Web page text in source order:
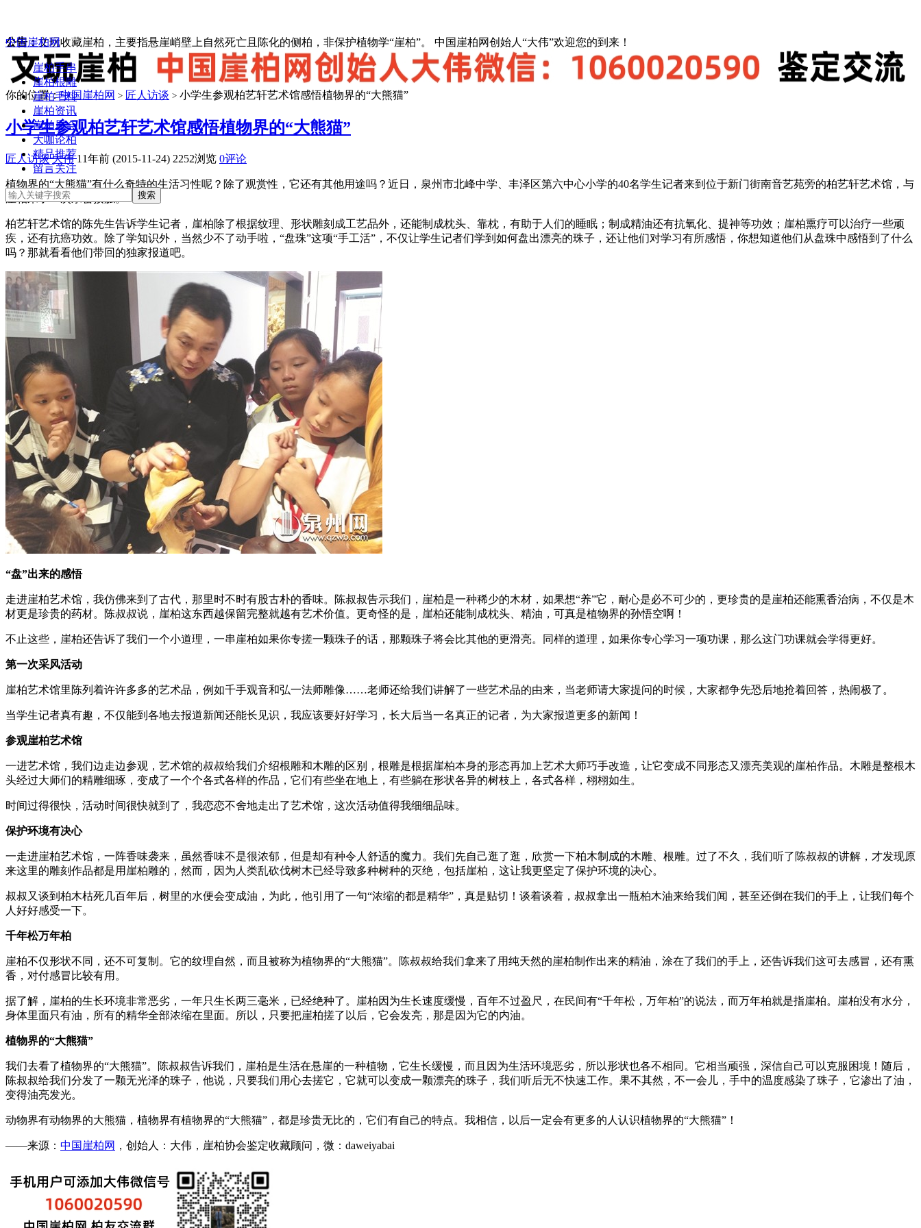
中国崖柏网
崖柏手串
崖柏根雕
崖柏毛料
崖柏资讯
崖柏展会
大咖论柏
精品推荐
留言关注
公告：文玩收藏崖柏，主要指悬崖峭壁上自然死亡且陈化的侧柏，非保护植物学“崖柏”。 中国崖柏网创始人“大伟”欢迎您的到来！
你的位置：中国崖柏网 > 匠人访谈 > 小学生参观柏艺轩艺术馆感悟植物界的“大熊猫”
小学生参观柏艺轩艺术馆感悟植物界的“大熊猫”
匠人访谈 大伟 11年前 (2015-11-24) 2252浏览 0评论
植物界的“大熊猫”有什么奇特的生活习性呢？除了观赏性，它还有其他用途吗？近日，泉州市北峰中学、丰泽区第六中心小学的40名学生记者来到位于新门街南音艺苑旁的柏艺轩艺术馆，与
崖柏来了一次亲密接触。
柏艺轩艺术馆的陈先生告诉学生记者，崖柏除了根据纹理、形状雕刻成工艺品外，还能制成枕头、靠枕，有助于人们的睡眠；制成精油还有抗氧化、提神等功效；崖柏熏疗可以治疗一些顽
疾，还有抗癌功效。除了学知识外，当然少不了动手啦，“盘珠”这项“手工活”，不仅让学生记者们学到如何盘出漂亮的珠子，还让他们对学习有所感悟，你想知道他们从盘珠中感悟到了什么
吗？那就看看他们带回的独家报道吧。
“盘”出来的感悟
走进崖柏艺术馆，我仿佛来到了古代，那里时不时有股古朴的香味。陈叔叔告示我们，崖柏是一种稀少的木材，如果想“养”它，耐心是必不可少的，更珍贵的是崖柏还能熏香治病，不仅是木
材更是珍贵的药材。陈叔叔说，崖柏这东西越保留完整就越有艺术价值。更奇怪的是，崖柏还能制成枕头、精油，可真是植物界的孙悟空啊！
不止这些，崖柏还告诉了我们一个小道理，一串崖柏如果你专搓一颗珠子的话，那颗珠子将会比其他的更滑亮。同样的道理，如果你专心学习一项功课，那么这门功课就会学得更好。
第一次采风活动
崖柏艺术馆里陈列着许许多多的艺术品，例如千手观音和弘一法师雕像……老师还给我们讲解了一些艺术品的由来，当老师请大家提问的时候，大家都争先恐后地抢着回答，热闹极了。
当学生记者真有趣，不仅能到各地去报道新闻还能长见识，我应该要好好学习，长大后当一名真正的记者，为大家报道更多的新闻！
参观崖柏艺术馆
一进艺术馆，我们边走边参观，艺术馆的叔叔给我们介绍根雕和木雕的区别，根雕是根据崖柏本身的形态再加上艺术大师巧手改造，让它变成不同形态又漂亮美观的崖柏作品。木雕是整根木
头经过大师们的精雕细琢，变成了一个个各式各样的作品，它们有些坐在地上，有些躺在形状各异的树枝上，各式各样，栩栩如生。
时间过得很快，活动时间很快就到了，我恋恋不舍地走出了艺术馆，这次活动值得我细细品味。
保护环境有决心
一走进崖柏艺术馆，一阵香味袭来，虽然香味不是很浓郁，但是却有种令人舒适的魔力。我们先自己逛了逛，欣赏一下柏木制成的木雕、根雕。过了不久，我们听了陈叔叔的讲解，才发现原
来这里的雕刻作品都是用崖柏雕的，然而，因为人类乱砍伐树木已经导致多种树种的灭绝，包括崖柏，这让我更坚定了保护环境的决心。
叔叔又谈到柏木枯死几百年后，树里的水便会变成油，为此，他引用了一句“浓缩的都是精华”，真是贴切！谈着谈着，叔叔拿出一瓶柏木油来给我们闻，甚至还倒在我们的手上，让我们每个
人好好感受一下。
千年松万年柏
崖柏不仅形状不同，还不可复制。它的纹理自然，而且被称为植物界的“大熊猫”。陈叔叔给我们拿来了用纯天然的崖柏制作出来的精油，涂在了我们的手上，还告诉我们这可去感冒，还有熏
香，对付感冒比较有用。
据了解，崖柏的生长环境非常恶劣，一年只生长两三毫米，已经绝种了。崖柏因为生长速度缓慢，百年不过盈尺，在民间有“千年松，万年柏”的说法，而万年柏就是指崖柏。崖柏没有水分，
身体里面只有油，所有的精华全部浓缩在里面。所以，只要把崖柏搓了以后，它会发亮，那是因为它的内油。
植物界的“大熊猫”
我们去看了植物界的“大熊猫”。陈叔叔告诉我们，崖柏是生活在悬崖的一种植物，它生长缓慢，而且因为生活环境恶劣，所以形状也各不相同。它相当顽强，深信自己可以克服困境！随后，
陈叔叔给我们分发了一颗无光泽的珠子，他说，只要我们用心去搓它，它就可以变成一颗漂亮的珠子，我们听后无不快速工作。果不其然，不一会儿，手中的温度感染了珠子，它渗出了油，
变得油亮发光。
动物界有动物界的大熊猫，植物界有植物界的“大熊猫”，都是珍贵无比的，它们有自己的特点。我相信，以后一定会有更多的人认识植物界的“大熊猫”！
——来源： 中国崖柏网 ，创始人：大伟，崖柏协会鉴定收藏顾问，微：daweiyabai